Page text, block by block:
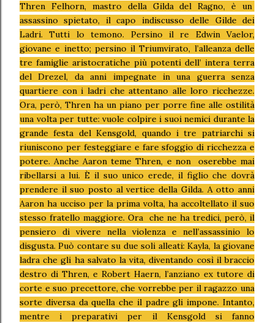
Thren Felhorn, mastro della Gilda del Ragno, è un
assassino spietato, il capo indiscusso delle Gilde dei
Ladri. Tutti lo temono. Persino il re Edwin Vaelor,
giovane e inetto; persino il Triumvirato, l’alleanza delle
tre famiglie aristocratiche più potenti dell’ intera terra
del Drezel, da anni impegnate in una guerra senza
quartiere con i ladri che attentano alle loro ricchezze.
Ora, però, Thren ha un piano per porre fine alle ostilità
una volta per tutte: vuole colpire i suoi nemici durante la
grande festa del Kensgold, quando i tre patriarchi si
riuniscono per festeggiare e fare sfoggio di ricchezza e
potere. Anche Aaron teme Thren, e non oserebbe mai
ribellarsi a lui. È il suo unico erede, il figlio che dovrà
prendere il suo posto al vertice della Gilda. A otto anni
Aaron ha ucciso per la prima volta, ha accoltellato il suo
stesso fratello maggiore. Ora che ne ha tredici, però, il
pensiero di vivere nella violenza e nell’assassinio lo
disgusta. Può contare su due soli alleati: Kayla, la giovane
ladra che gli ha salvato la vita, diventando così il braccio
destro di Thren, e Robert Haern, l’anziano ex tutore di
corte e suo precettore, che vorrebbe per il ragazzo una
sorte diversa da quella che il padre gli impone. Intanto,
mentre i preparativi per il Kensgold si fanno